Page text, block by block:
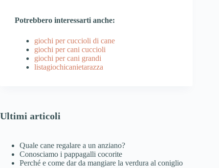
Potrebbero interessarti anche:
giochi per cuccioli di cane
giochi per cani cuccioli
giochi per cani grandi
listagiochicanietarazza
Ultimi articoli
Quale cane regalare a un anziano?
Conosciamo i pappagalli cocorite
Perché e come dar da mangiare la verdura al coniglio